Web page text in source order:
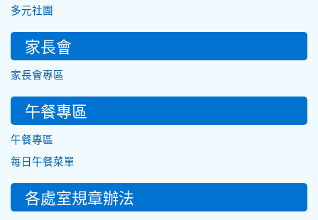
多元社團
家長會
家長會專區
午餐專區
午餐專區
每日午餐菜單
各處室規章辦法